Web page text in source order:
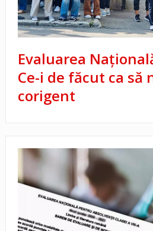
Evaluarea
Ce-i de făcut ca să
corigent